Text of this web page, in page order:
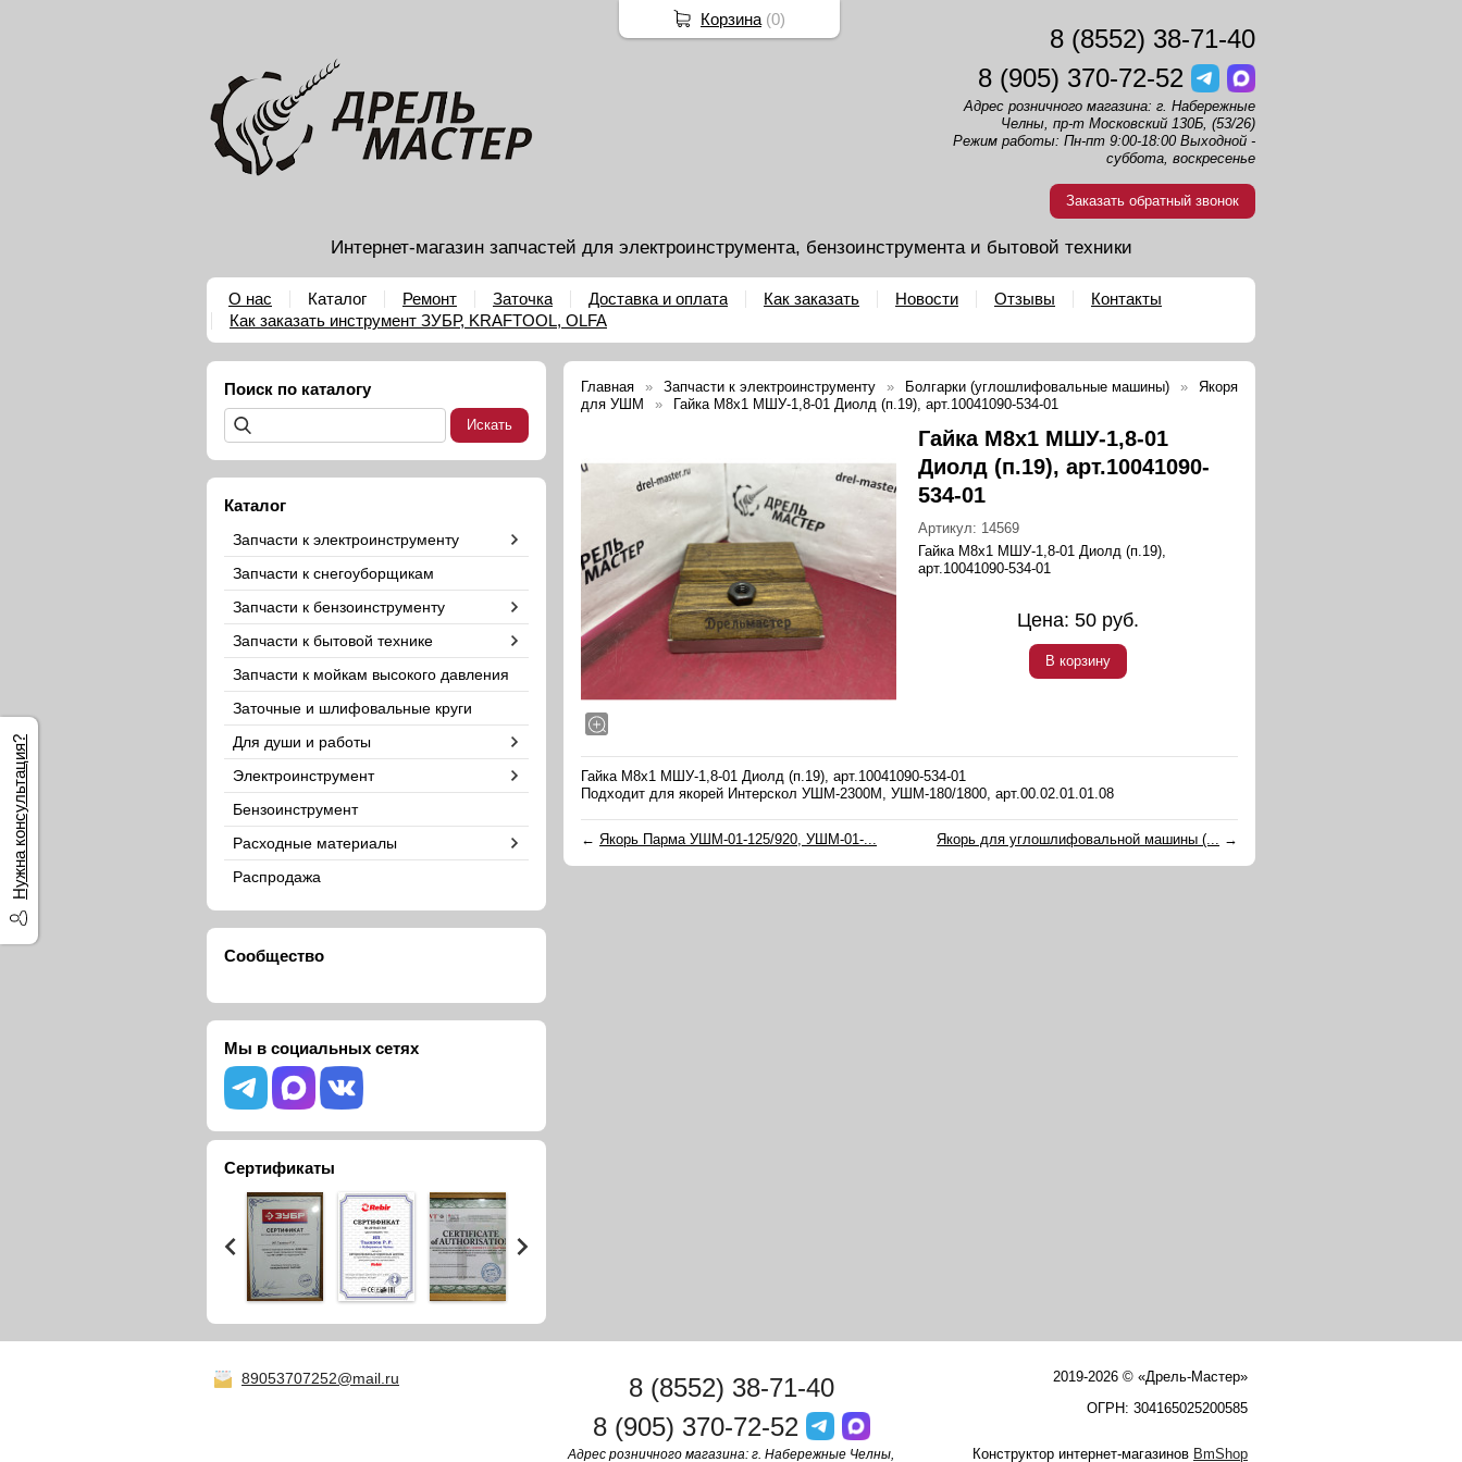
8 (8552) 38-71-40
8 (905) 370-72-52
Адрес розничного магазина: г. Набережные
Челны, пр-т Московский 130Б, (53/26)
Режим работы: Пн-пт 9:00-18:00 Выходной -
суббота, воскресенье
Заказать обратный звонок
Интернет-магазин запчастей для электроинструмента, бензоинструмента и бытовой техники
О нас Каталог Ремонт Заточка Доставка и оплата Как заказать Новости Отзывы
Контакты
Как заказать инструмент ЗУБР, KRAFTOOL, OLFA
Поиск по каталогу
Каталог
Запчасти к электроинструменту
Запчасти к снегоуборщикам
Запчасти к бензоинструменту
Запчасти к бытовой технике
Запчасти к мойкам высокого давления
Заточные и шлифовальные круги
Для души и работы
Электроинструмент
Бензоинструмент
Расходные материалы
Распродажа
Сообщество
Мы в социальных сетях
Сертификаты
Главная Запчасти к электроинструменту Болгарки (углошлифовальные машины)
Якоря
для УШМ
Гайка М8х1 МШУ-1,8-01 Диолд (п.19), арт.10041090-534-01
Гайка М8х1 МШУ-1,8-01
Диолд (п.19), арт.10041090-
534-01
Артикул: 14569
Гайка М8х1 МШУ-1,8-01 Диолд (п.19),
арт.10041090-534-01
Цена: 50 руб.
В корзину
Гайка М8х1 МШУ-1,8-01 Диолд (п.19), арт.10041090-534-01
Подходит для якорей Интерскол УШМ-2300М, УШМ-180/1800, арт.00.02.01.01.08
← Якорь Парма УШМ-01-125/920, УШМ-01-... Якорь для углошлифовальной машины (... →
89053707252@mail.ru
2019-2026 © «Дрель-Мастер»
ОГРН: 304165025200585
Конструктор интернет-магазинов BmShop
8 (8552) 38-71-40
8 (905) 370-72-52
Адрес розничного магазина: г. Набережные Челны,
Нужна консультация?
Корзина (0)